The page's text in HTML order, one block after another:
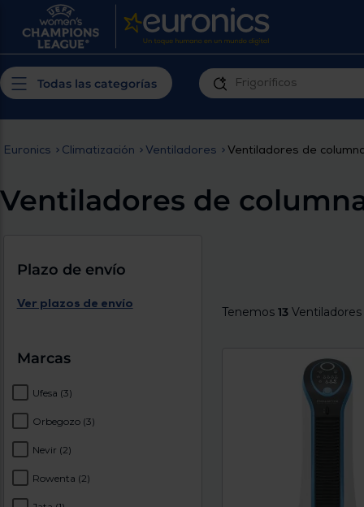
Personaliza tu
ti y con mejor plazo de entrega
Todas las categorías
Euronics > Climatización >Ventiladores >Ventiladores de
Ventiladores de
Plazo de envío
Ver plazos de envío
Marcas
Ufesa (3)
Orbegozo (3)
Nevir (2)
Rowenta (2)
Tenemos 13Ventiladores